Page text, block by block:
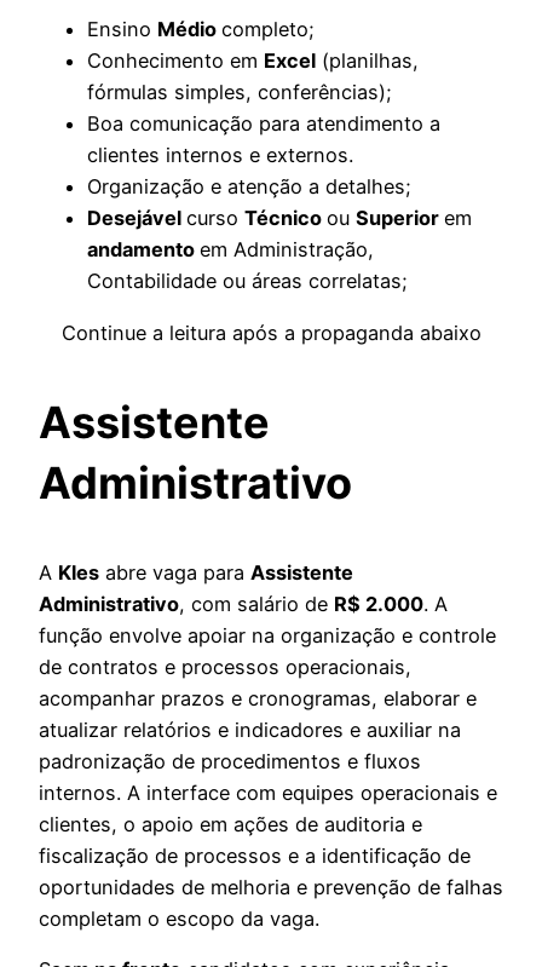
Ensino Médio completo;
Conhecimento em Excel (planilhas,
fórmulas simples, conferências);
Boa comunicação para atendimento a
clientes internos e externos.
Organização e atenção a detalhes;
Desejável curso Técnico ou Superior em
andamento em Administração,
Contabilidade ou áreas correlatas;
Continue a leitura após a propaganda abaixo
Assistente
Administrativo
A Kles abre vaga para Assistente
Administrativo, com salário de R$ 2.000. A
função envolve apoiar na organização e controle
de contratos e processos operacionais,
acompanhar prazos e cronogramas, elaborar e
atualizar relatórios e indicadores e auxiliar na
padronização de procedimentos e fluxos
internos. A interface com equipes operacionais e
clientes, o apoio em ações de auditoria e
fiscalização de processos e a identificação de
oportunidades de melhoria e prevenção de falhas
completam o escopo da vaga.